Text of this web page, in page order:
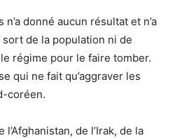
donné aucun résultat et n’a
sort de la population ni de
régime pour le faire tomber.
qui ne fait qu’aggraver les
coréen.
de l’Irak, de la